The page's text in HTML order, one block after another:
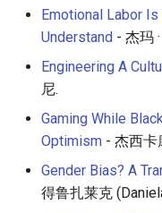
Emotional Labor
Understand - 杰玛
Engineering A
尼.
Gaming While
Optimism - 杰西卡
Gender Bias? A
得鲁扎莱克